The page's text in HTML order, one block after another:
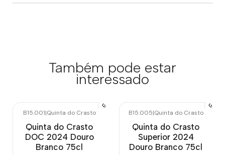
Também pode estar
interessado
B15.001|Quinta do Crasto
Quinta do Crasto
DOC 2024 Douro
Branco 75cl
B15.005|Quinta do Crasto
Quinta do Crasto
Superior 2024
Douro Branco 75cl